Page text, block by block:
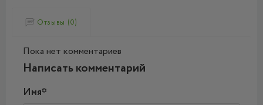
Отзывы (0)
Пока нет комментариев
Написать комментарий
Имя*